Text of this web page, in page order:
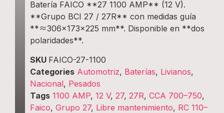
Batería FAICO **27 1100 AMP** (12 V).
**Grupo BCI 27 / 27R** con medidas guía
**≈306×173×225 mm**. Disponible en **dos
polaridades**.
SKU FAICO-27-1100
Categories Automotriz, Baterías, Livianos,
Nacional, Pesados
Tags 1100 AMP, 12 V, 27, 27R, CCA 700–750,
Faico, Grupo 27, Libre mantenimiento, RC 110–